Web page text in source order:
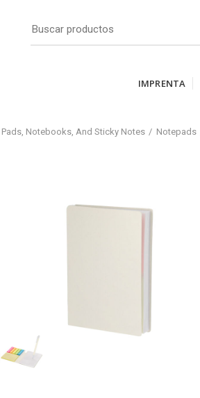
IMPRENTA
Pads, Notebooks, And Sticky Notes Notepads
Click to enlarge